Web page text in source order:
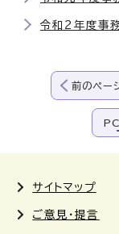
令和2年度事
前のペー
サイトマップ
ご意見・提言